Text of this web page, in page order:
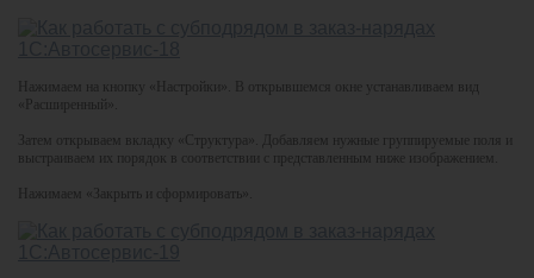
Нажимаем на кнопку «Настройки». В открывшемся окне устанавливаем вид
«Расширенный».
Затем открываем вкладку «Структура». Добавляем нужные группируемые поля и
выстраиваем их порядок в соответствии с представленным ниже изображением.
Нажимаем «Закрыть и сформировать».